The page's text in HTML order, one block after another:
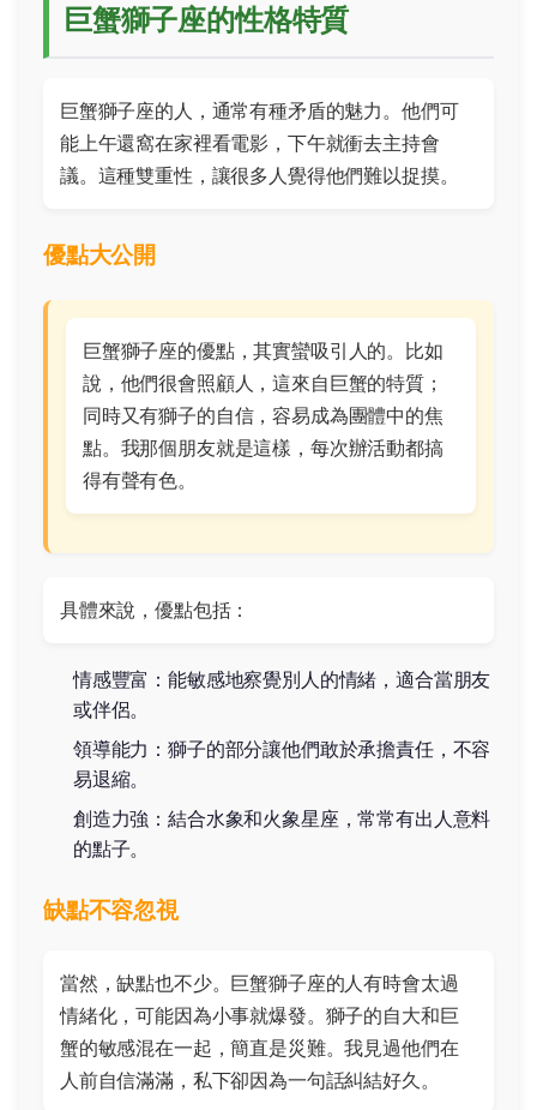
巨蟹獅子座的性格特質
巨蟹獅子座的人，通常有種矛盾的魅力。他們可
能上午還窩在家裡看電影，下午就衝去主持會
議。這種雙重性，讓很多人覺得他們難以捉摸。
優點大公開
巨蟹獅子座的優點，其實蠻吸引人的。比如
說，他們很會照顧人，這來自巨蟹的特質；
同時又有獅子的自信，容易成為團體中的焦
點。我那個朋友就是這樣，每次辦活動都搞
得有聲有色。
具體來說，優點包括：
情感豐富：能敏感地察覺別人的情緒，適合當朋友
或伴侶。
領導能力：獅子的部分讓他們敢於承擔責任，不容
易退縮。
創造力強：結合水象和火象星座，常常有出人意料
的點子。
缺點不容忽視
當然，缺點也不少。巨蟹獅子座的人有時會太過
情緒化，可能因為小事就爆發。獅子的自大和巨
蟹的敏感混在一起，簡直是災難。我見過他們在
人前自信滿滿，私下卻因為一句話糾結好久。